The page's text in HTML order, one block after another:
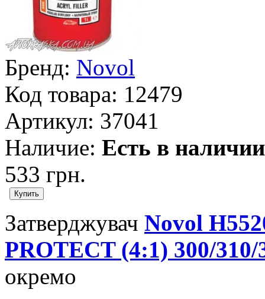
Бренд: Novol
Код товара: 12479
Артикул: 37041
Наличие: Есть в наличии
533 грн.
Затверджувач Novol
PROTECT (4:1) 300/310/
окремо